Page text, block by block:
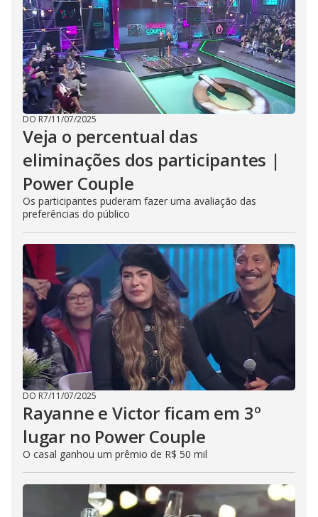
DO R7/11/07/2025
Veja o percentual das
eliminações dos participantes |
Power Couple
Os participantes puderam fazer uma avaliação das
preferências do público
DO R7/11/07/2025
Rayanne e Victor ficam em 3º
lugar no Power Couple
O casal ganhou um prêmio de R$ 50 mil